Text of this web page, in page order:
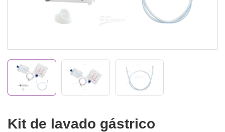
Kit de lavado gástrico